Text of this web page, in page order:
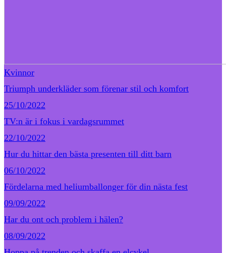
Kvinnor
Triumph underkläder som förenar stil och komfort
25/10/2022
TV:n är i fokus i vardagsrummet
22/10/2022
Hur du hittar den bästa presenten till ditt barn
06/10/2022
Fördelarna med heliumballonger för din nästa fest
09/09/2022
Har du ont och problem i hälen?
08/09/2022